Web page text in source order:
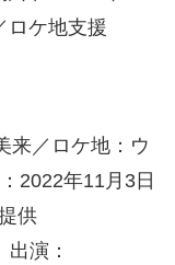
ロケ地支援
／ロケ地：ウ
2022年11月3日
供
出演：